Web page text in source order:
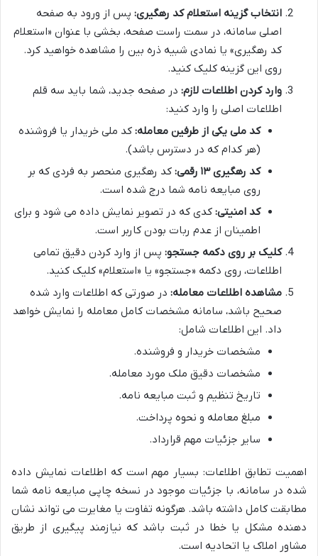
انتخاب گزینه استعلام کد رهگیری: پس از ورود به صفحه
اصلی سامانه، در سمت راست صفحه، بخشی با عنوان «استعلام
کد رهگیری» یا نمادی شبیه ذره بین را مشاهده خواهید کرد.
روی این گزینه کلیک کنید.
وارد کردن اطلاعات لازم: در صفحه جدید، شما باید سه قلم
اطلاعات اصلی را وارد کنید:
کد ملی یکی از طرفین معامله: کد ملی خریدار یا فروشنده
(هر کدام که در دسترس باشد).
کد رهگیری ۱۳ رقمی:
کد رهگیری منحصر به فردی که بر
روی مبایعه نامه شما درج شده است.
کد امنیتی: کدی که در تصویر نمایش داده می شود و برای
اطمینان از عدم ربات بودن کاربر است.
کلیک بر روی دکمه جستجو: پس از وارد کردن دقیق تمامی
اطلاعات، روی دکمه «جستجو» یا «استعلام» کلیک کنید.
مشاهده اطلاعات معامله: در صورتی که اطلاعات وارد شده
صحیح باشد، سامانه مشخصات کامل معامله را نمایش خواهد
داد. این اطلاعات شامل:
مشخصات خریدار و فروشنده.
مشخصات دقیق ملک مورد معامله.
تاریخ تنظیم و ثبت مبایعه نامه.
مبلغ معامله و نحوه پرداخت.
سایر جزئیات مهم قرارداد.
اهمیت تطابق اطلاعات: بسیار مهم است که اطلاعات نمایش داده
شده در سامانه، با جزئیات موجود در نسخه چاپی مبایعه نامه شما
مطابقت کامل داشته باشد. هرگونه تفاوت یا مغایرت می تواند نشان
دهنده مشکل یا خطا در ثبت باشد که نیازمند پیگیری از طریق
مشاور املاک یا اتحادیه است.